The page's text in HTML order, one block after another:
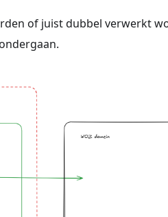
of juist dubbel verwerkt